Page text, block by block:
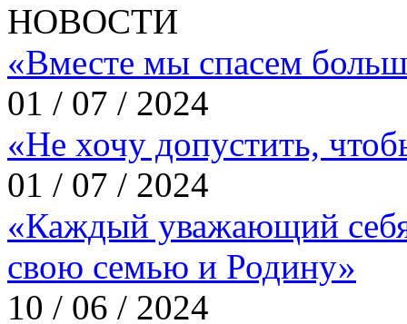
НОВОСТИ
«Вместе мы спасем
01 / 07 / 2024
«Не хочу допустить,
01 / 07 / 2024
«Каждый уважающий
свою семью и Родину»
10 / 06 / 2024